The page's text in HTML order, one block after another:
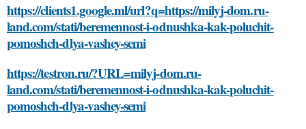
https://clients1.google.ml/url?q=https://milyj-dom.ru-
land.com/stati/beremennost-i-odnushka-kak-poluchit-
pomoshch-dlya-vashey-semi
https://testron.ru/?URL=milyj-dom.ru-
land.com/stati/beremennost-i-odnushka-kak-poluchit-
pomoshch-dlya-vashey-semi